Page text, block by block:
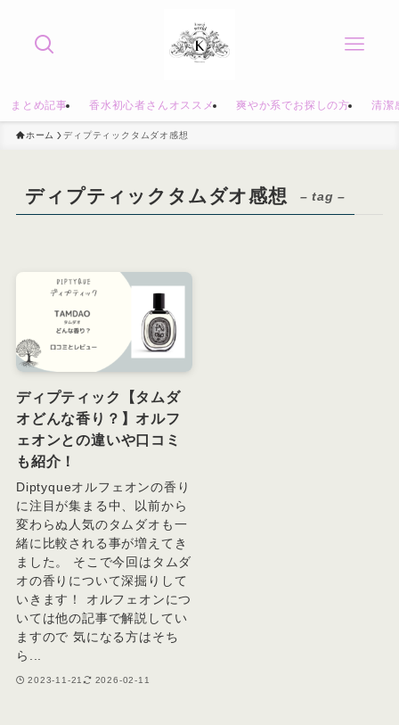
まとめ記事 香水初心者さんオススメ 爽やか系でお探しの方 清潔
ホーム ディプティックタムダオ感想
ディプティックタムダオ感想 – tag –
ディプティック【タムダ
オどんな香り？】オルフ
ェオンとの違いや口コミ
も紹介！
Diptyqueオルフェオンの香り
に注目が集まる中、以前から
変わらぬ人気のタムダオも一
緒に比較される事が増えてき
ました。 そこで今回はタムダ
オの香りについて深掘りして
いきます！ オルフェオンにつ
いては他の記事で解説してい
ますので 気になる方はそち
ら...
2023-11-21 2026-02-11